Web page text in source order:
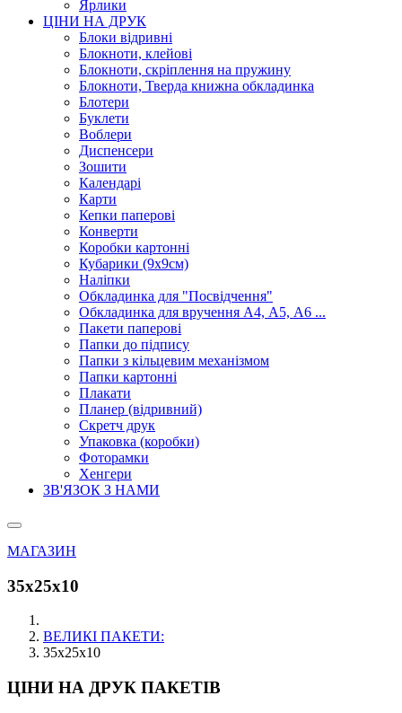
Ярлики
ЦІНИ НА ДРУК
Блоки відривні
Блокноти, клейові
Блокноти, скріплення на пружину
Блокноти, Тверда книжна обкладинка
Блотери
Буклети
Воблери
Диспенсери
Зошити
Календарі
Карти
Кепки паперові
Конверти
Коробки картонні
Кубарики (9х9см)
Наліпки
Обкладинка для "Посвідчення"
Обкладинка для вручення А4, А5, А6 ...
Пакети паперові
Папки до підпису
Папки з кільцевим механізмом
Папки картонні
Плакати
Планер (відривний)
Скретч друк
Упаковка (коробки)
Фоторамки
Хенгери
ЗВ'ЯЗОК З НАМИ
МАГАЗИН
35х25х10
ВЕЛИКІ ПАКЕТИ:
35х25х10
ЦІНИ НА ДРУК ПАКЕТІВ